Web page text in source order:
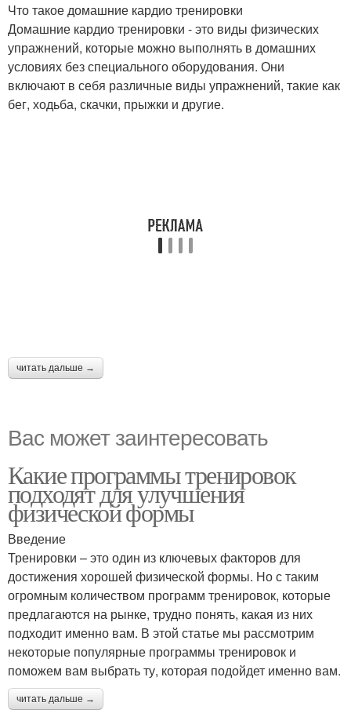
Что такое домашние кардио тренировки
Домашние кардио тренировки - это виды физических
упражнений, которые можно выполнять в домашних
условиях без специального оборудования. Они
включают в себя различные виды упражнений, такие как
бег, ходьба, скачки, прыжки и другие.
читать дальше →
Вас может заинтересовать
Какие программы тренировок
подходят для улучшения
физической формы
Введение
Тренировки – это один из ключевых факторов для
достижения хорошей физической формы. Но с таким
огромным количеством программ тренировок, которые
предлагаются на рынке, трудно понять, какая из них
подходит именно вам. В этой статье мы рассмотрим
некоторые популярные программы тренировок и
поможем вам выбрать ту, которая подойдет именно вам.
читать дальше →